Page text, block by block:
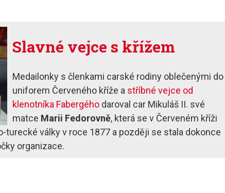
Slavné vejce s křížem
Medailonky s členkami carské rodiny oblečenými do
uniforem Červeného kříže a stříbné vejce od
klenotníka Fabergého daroval car Mikuláš II. své
matce Marii Fedorovně, která se v Červeném kříži
turecké války v roce 1877 a později se stala dokonce
organizace.